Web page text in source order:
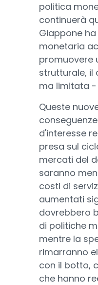
politica
continuerà
Giappone
monetaria
promuovere
strutturale, il
ma limitata -
Queste
d'interesse
presa sul
mercati del
saranno
costi di
aumentati
dovrebbero
di politiche
mentre la
rimarranno
con il botto,
che hanno